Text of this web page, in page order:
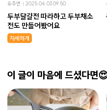
유주연 2025.04.03 09:50
두부달걀전 따라하고 두부채소
전도 만들어봤어요
자세하게
이 글이 마음에 드셨다면